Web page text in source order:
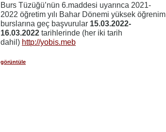
Burs Tüzüğü’nün 6.maddesi uyarınca 2021-
2022 öğretim yılı Bahar Dönemi yüksek öğrenim
burslarına geç başvurular 15.03.2022-
16.03.2022 tarihlerinde (her iki tarih
dahil) http://yobis.meb
görüntüle